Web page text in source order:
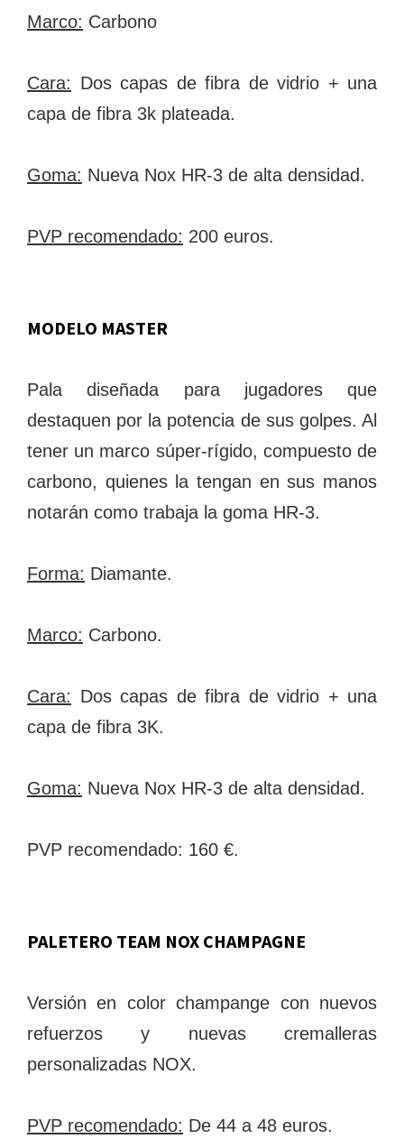
Marco: Carbono
Cara: Dos capas de fibra de vidrio + una
capa de fibra 3k plateada.
Goma: Nueva Nox HR-3 de alta densidad.
PVP recomendado: 200 euros.
MODELO MASTER
Pala diseñada para jugadores que
destaquen por la potencia de sus golpes. Al
tener un marco súper-rígido, compuesto de
carbono, quienes la tengan en sus manos
notarán como trabaja la goma HR-3.
Forma: Diamante.
Marco: Carbono.
Cara: Dos capas de fibra de vidrio + una
capa de fibra 3K.
Goma: Nueva Nox HR-3 de alta densidad.
PVP recomendado: 160 €.
PALETERO TEAM NOX CHAMPAGNE
Versión en color champange con nuevos
refuerzos y nuevas cremalleras
personalizadas NOX.
PVP recomendado: De 44 a 48 euros.